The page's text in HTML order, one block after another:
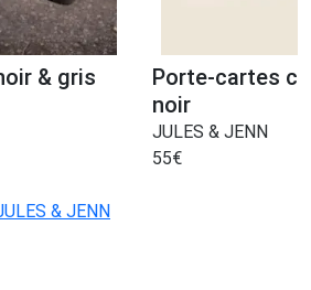
& gris
Porte-cartes
noir
JULES & JENN
55€
& JENN